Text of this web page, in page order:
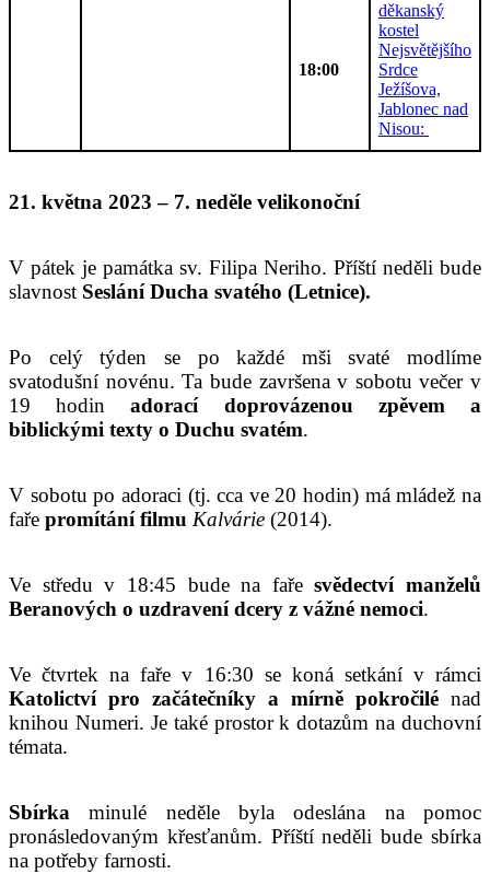
18:00
děkanský
kostel
Nejsvětějšího
Srdce
Ježíšova,
Jablonec nad
Nisou:
21. května 2023 – 7. neděle velikonoční
V pátek je památka sv. Filipa Neriho. Příští neděli bude
slavnost Seslání Ducha svatého (Letnice).
Po celý týden se po každé mši svaté modlíme
svatodušní novénu. Ta bude završena v sobotu večer v
19 hodinadorací doprovázenou zpěvem a
biblickými texty o Duchu svatém.
V sobotu po adoraci (tj. cca ve 20 hodin) má mládež na
faře promítání filmu Kalvárie (2014).
Ve středu v 18:45 bude na fařesvědectví manželů
Beranových o uzdravení dcery z vážné nemoci.
Ve čtvrtek na faře v 16:30 se koná setkání v rámci
Katolictví pro začátečníky a mírně pokročilé nad
knihou Numeri. Je také prostor k dotazům na duchovní
témata.
Sbírka minulé neděle byla odeslána na pomoc
pronásledovaným křesťanům. Příští neděli bude sbírka
na potřeby farnosti.